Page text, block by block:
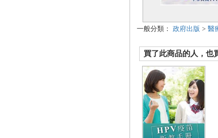
一般分類： 政府出版 > 醫
買了此商品的人，也